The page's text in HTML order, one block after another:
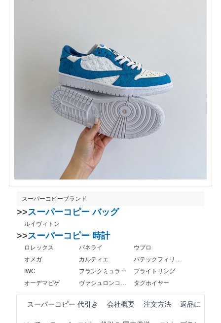
スーパーコピーブランド
>>スーパーコピー バッグ
ルイヴィトン
>>スーパーコピー 時計
ロレックス パネライ
ウブロ
オメガ
カルティエ
IWC
フランクミュラー
ブライトリング
オーデマピゲ
タグホイヤー
スーパーコピー 代引き 会社概要 注文方法 返品に